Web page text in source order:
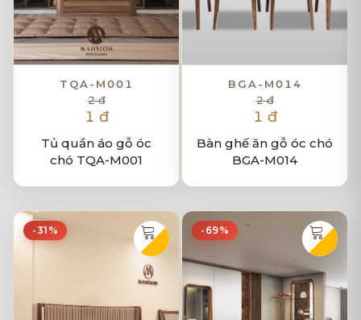
TQA-M001
2 đ
1 đ
Tủ quần áo gỗ óc
chó TQA-M001
BGA-M014
2 đ
1 đ
Bàn ghế ăn gỗ óc chó
BGA-M014
-31% -69%